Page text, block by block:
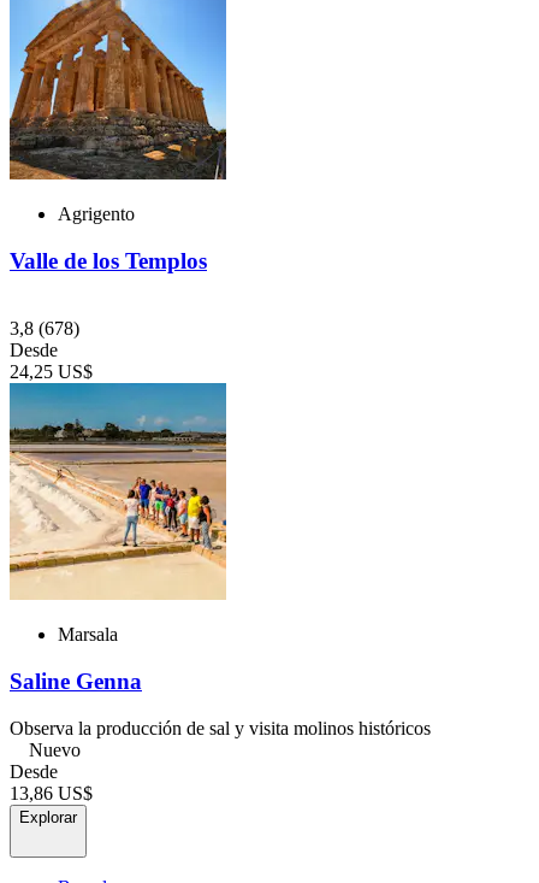
Agrigento
Valle de los Templos
3,8 (678)
Desde
24,25 US$
Marsala
Saline Genna
Observa la producción de sal y visita molinos históricos
Nuevo
Desde
13,86 US$
Explorar